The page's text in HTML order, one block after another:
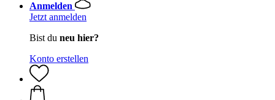
Anmelden
Jetzt anmelden
Bist du neu hier?
Konto erstellen